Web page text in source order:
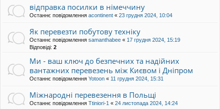
відправка посилки в німеччину
Останнє повідомлення acontinent « 23 грудня 2024, 10:04
Як перевезти побутову техніку
Останнє повідомлення samanthabee « 17 грудня 2024, 15:19
Відповіді: 2
Ми - ваш ключ до безпечних та надійних
вантажних перевезень між Києвом і Дніпром
Останнє повідомлення Yotoon « 11 грудня 2024, 15:31
Міжнародні перевезення в Польщі
Останнє повідомлення Ttiniori-1 « 24 листопада 2024, 14:24